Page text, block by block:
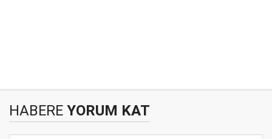
HABERE YORUM KAT